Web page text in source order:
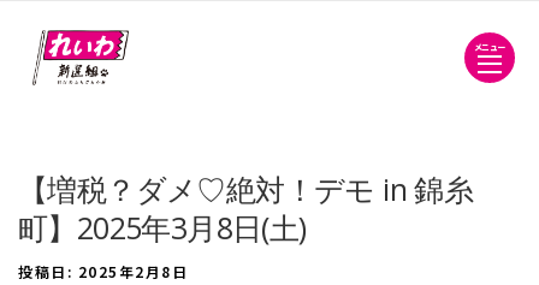
メニュー
【増税？ダメ♡絶対！デモ in 錦糸
町】2025年3月8日(土)
投稿日: 2025年2月8日